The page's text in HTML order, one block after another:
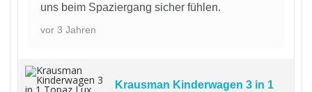
uns beim Spaziergang sicher fühlen.
vor 3 Jahren
Krausman Kinderwagen 3 in 1